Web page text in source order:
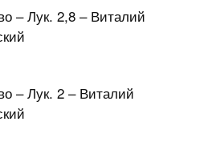
– Лук. 2,8 – Виталий
– Лук. 2 – Виталий